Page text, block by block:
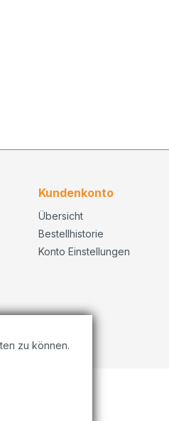
Kundenkonto
Übersicht
Bestellhistorie
Konto Einstellungen
zu können.